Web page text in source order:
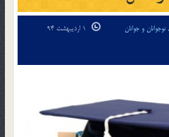
, نوجوانان و جوانان